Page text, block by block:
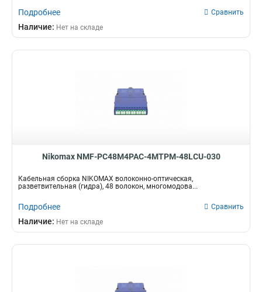
Подробнее Сравнить
Наличие: Нет на складе
Nikomax NMF-PC48M4PAC-4MTPM-48LCU-030
Кабельная сборка NIKOMAX волоконно-оптическая,
разветвительная (гидра), 48 волокон, многомодова...
Подробнее Сравнить
Наличие: Нет на складе